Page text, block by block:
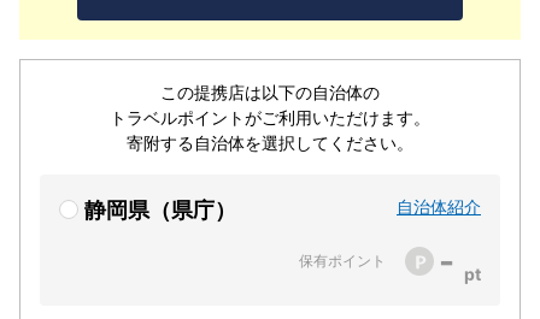
この提携店は以下の自治体の
トラベルポイントがご利用いただけます。
寄附する自治体を選択してください。
静岡県（県庁） 自治体紹介
保有ポイント -